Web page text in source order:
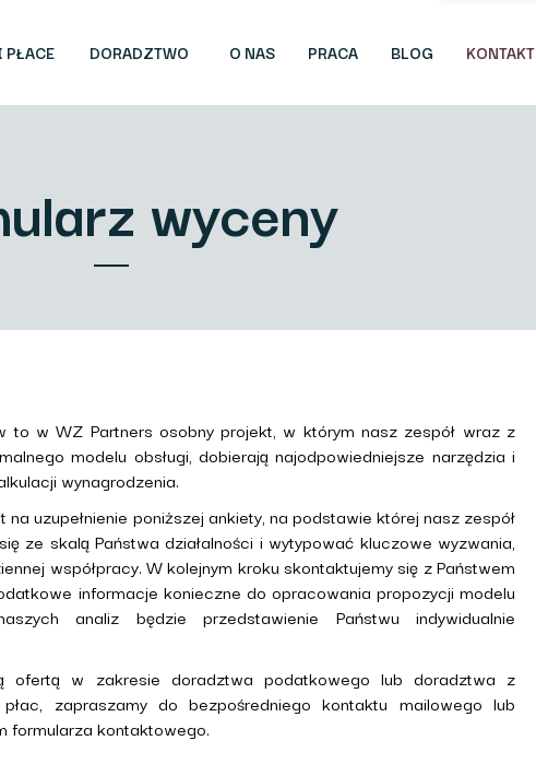
PŁACE DORADZTWO O NAS PRACA BLOG KONTAKT
wyceny
to w WZ Partners osobny projekt, w którym nasz zespół wraz z
modelu obsługi, dobierają najodpowiedniejsze narzędzia i
wynagrodzenia.
uzupełnienie poniższej ankiety, na podstawie której nasz zespół
ze skalą Państwa działalności i wytypować kluczowe wyzwania,
współpracy. W kolejnym kroku skontaktujemy się z Państwem
informacje konieczne do opracowania propozycji modelu
analiz będzie przedstawienie Państwu indywidualnie
ofertą w zakresie doradztwa podatkowego lub doradztwa z
zapraszamy do bezpośredniego kontaktu mailowego lub
formularza kontaktowego.